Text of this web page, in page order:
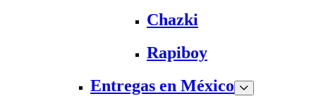
Chazki
Rapiboy
Entregas en México